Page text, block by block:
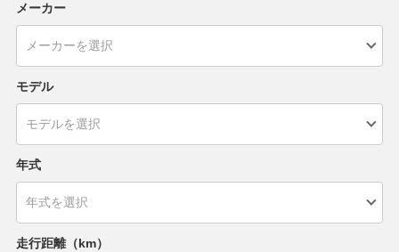
メーカー
モデル
年式
走行距離（km）